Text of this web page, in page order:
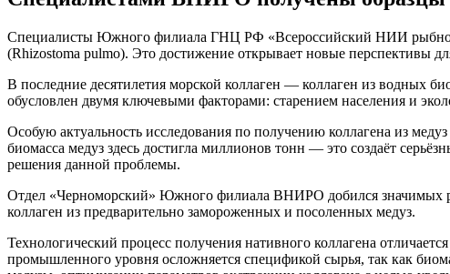
Специалисты Южного филиала ГНЦ РФ «Всероссийский НИИ
(Rhizostoma pulmo). Это достижение открывает новые перспективы
В последние десятилетия морской коллаген — коллаген из водных
обусловлен двумя ключевыми факторами: старением населения и
Особую актуальность исследования по получению коллагена из
биомасса медуз здесь достигла миллионов тонн — это создаёт
решения данной проблемы.
Отдел «Черноморский» Южного филиала ВНИРО добился значимых
коллаген из предварительно замороженных и посоленных медуз.
Технологический процесс получения нативного коллагена
промышленного уровня осложняется спецификой сырья, так как